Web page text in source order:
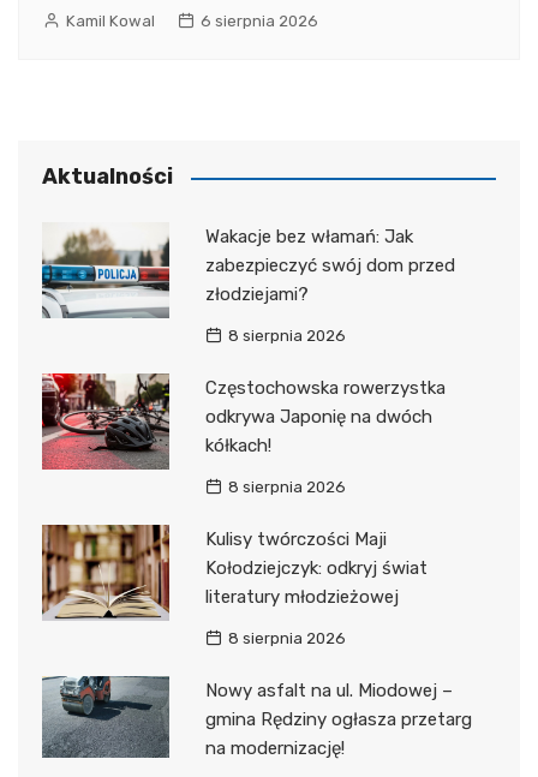
Kamil Kowal 6 sierpnia 2026
Aktualności
Wakacje bez włamań: Jak
zabezpieczyć swój dom przed
złodziejami?
8 sierpnia 2026
Częstochowska rowerzystka
odkrywa Japonię na dwóch
kółkach!
8 sierpnia 2026
Kulisy twórczości Maji
Kołodziejczyk: odkryj świat
literatury młodzieżowej
8 sierpnia 2026
Nowy asfalt na ul. Miodowej –
gmina Rędziny ogłasza przetarg
na modernizację!